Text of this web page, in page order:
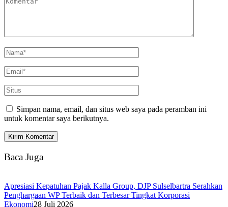
Simpan nama, email, dan situs web saya pada peramban ini
untuk komentar saya berikutnya.
Baca Juga
Apresiasi Kepatuhan Pajak Kalla Group, DJP Sulselbartra Serahkan
Penghargaan WP Terbaik dan Terbesar Tingkat Korporasi
Ekonomi28 Juli 2026